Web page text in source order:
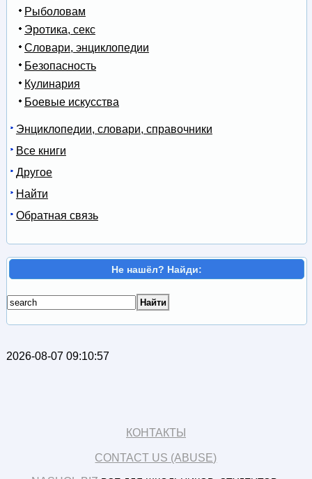
Рыболовам
Эротика, секс
Словари, энциклопедии
Безопасность
Кулинария
Боевые искусства
Энциклопедии, словари, справочники
Все книги
Другое
Найти
Обратная связь
Не нашёл? Найди:
2026-08-07 09:10:57
КОНТАКТЫ
CONTACT US (ABUSE)